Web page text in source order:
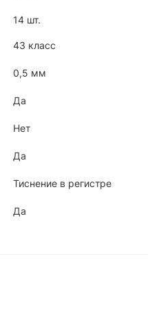
14 шт.
43 класс
0,5 мм
Да
Нет
Да
Тиснение в регистре
Да